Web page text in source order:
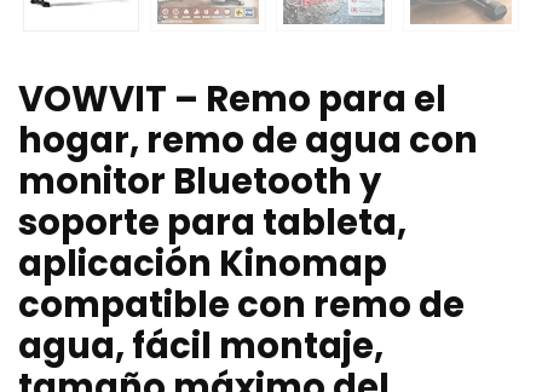
VOWVIT – Remo para el
hogar, remo de agua con
monitor Bluetooth y
soporte para tableta,
aplicación Kinomap
compatible con remo de
agua, fácil montaje,